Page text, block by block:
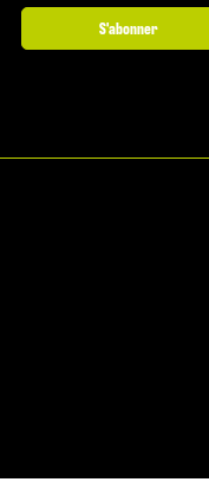
S'abonner